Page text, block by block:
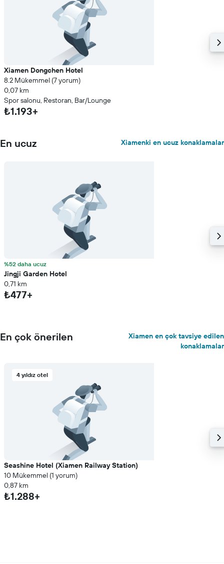
Xiamen Dongchen Hotel
8.2 Mükemmel (7 yorum)
0,07 km
Spor salonu, Restoran, Bar/Lounge
₺1.193+
En ucuz Xiamenki en ucuz konaklamalar
%52 daha ucuz
Jingji Garden Hotel
0,71 km
₺477+
En çok önerilen
Xiamen en çok tavsiye edilen
konaklamalar
4 yıldız otel
Seashine Hotel (Xiamen Railway Station)
10 Mükemmel (1 yorum)
0,87 km
₺1.288+